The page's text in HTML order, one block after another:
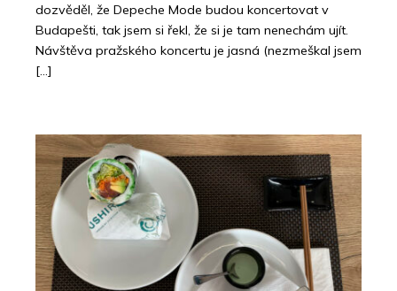
dozvěděl, že Depeche Mode budou koncertovat v
Budapešti, tak jsem si řekl, že si je tam nenechám ujít.
Návštěva pražského koncertu je jasná (nezmeškal jsem
[…]